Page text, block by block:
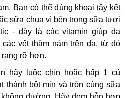
Bạn có thể dùng khoai tây kết
sữa chua vì bên trong sữa tươi
- đây là các vitamin giúp da
vết thâm nám trên da, từ đó
rỡ hơn.
hãy luộc chín hoặc hấp 1 củ
thành bột mịn và trộn cùng sữa